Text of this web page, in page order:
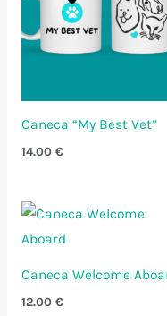
Caneca “My Best Vet”
14.00 €
Caneca Welcome
12.00 €